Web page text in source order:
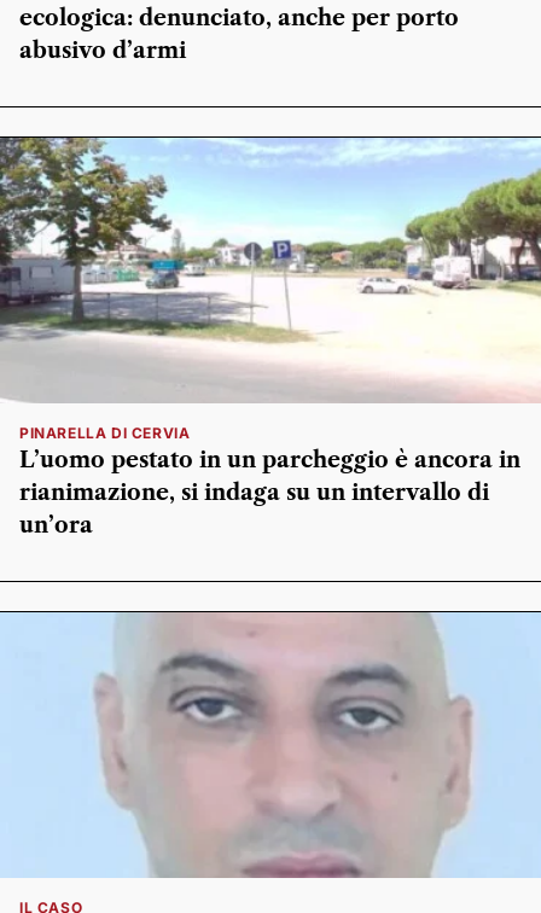
ecologica: denunciato, anche per porto
abusivo d’armi
PINARELLA DI CERVIA
L’uomo pestato in un parcheggio è ancora in
rianimazione, si indaga su un intervallo di
un’ora
IL CASO